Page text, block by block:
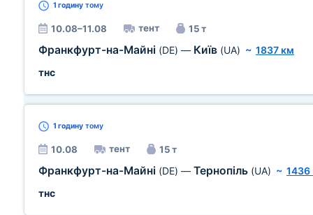
1 годину тому
10.08–11.08 тент 15 т
Франкфурт-на-Майні (DE) — Київ (UA) ~ 1837 км
тнс
1 годину тому
10.08 тент 15 т
Франкфурт-на-Майні (DE) — Тернопіль (UA) ~ 1436
тнс